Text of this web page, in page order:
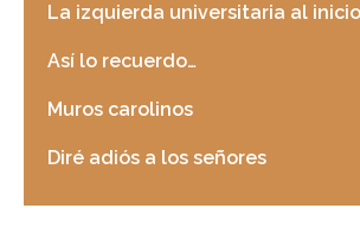
La izquierda universitaria al
Así lo recuerdo…
Muros carolinos
Diré adiós a los señores